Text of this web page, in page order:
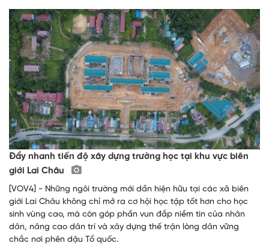
Đẩy nhanh tiến độ xây dựng trường học tại khu vực biên
giới Lai Châu
[VOV4] - Những ngôi trường mới dần hiện hữu tại các xã biên
giới Lai Châu không chỉ mở ra cơ hội học tập tốt hơn cho học
sinh vùng cao, mà còn góp phần vun đắp niềm tin của nhân
dân, nâng cao dân trí và xây dựng thế trận lòng dân vững
chắc nơi phên dậu Tổ quốc.